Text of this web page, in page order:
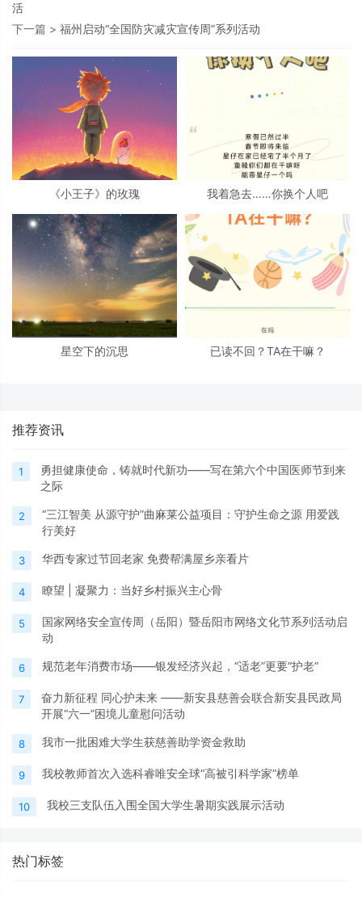
活
下一篇 > 福州启动“全国防灾减灾宣传周”系列活动
《小王子》的玫瑰 我着急去……你换个人吧
星空下的沉思 已读不回？TA在干嘛？
推荐资讯
1
勇担健康使命，铸就时代新功——写在第六个中国医师节到来
之际
2
“三江智美 从源守护”曲麻莱公益项目：守护生命之源 用爱践
行美好
3 华西专家过节回老家 免费帮满屋乡亲看片
4 瞭望 | 凝聚力：当好乡村振兴主心骨
5
国家网络安全宣传周（岳阳）暨岳阳市网络文化节系列活动启
动
6 规范老年消费市场——银发经济兴起，“适老”更要“护老”
7
奋力新征程 同心护未来 ——新安县慈善会联合新安县民政局
开展“六一”困境儿童慰问活动
8 我市一批困难大学生获慈善助学资金救助
9 我校教师首次入选科睿唯安全球“高被引科学家”榜单
10 我校三支队伍入围全国大学生暑期实践展示活动
热门标签